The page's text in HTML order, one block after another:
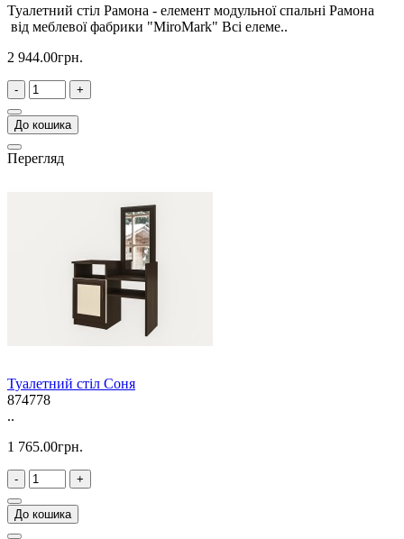
Туалетний стіл Рамона - елемент модульної спальні Рамона
від меблевої фабрики "MiroMark" Всі елеме..
2 944.00грн.
- +
До кошика
Перегляд
Туалетний стіл Соня
874778
..
1 765.00грн.
- +
До кошика